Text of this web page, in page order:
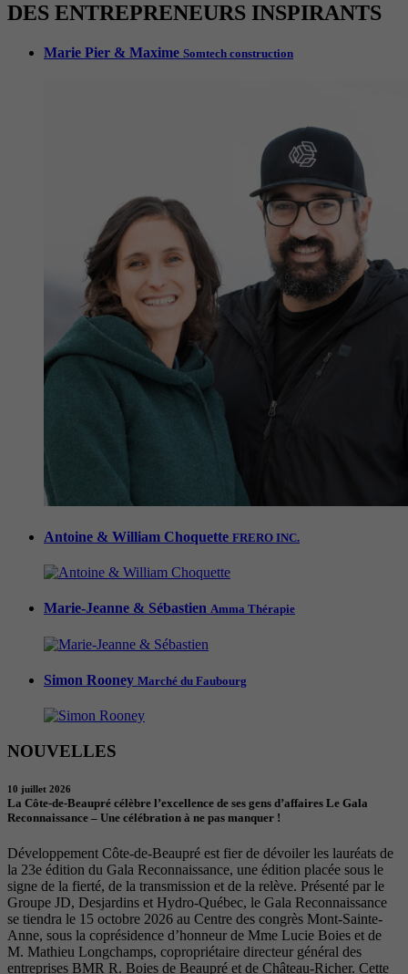
DES ENTREPRENEURS INSPIRANTS
Marie Pier & Maxime Somtech construction
Antoine & William Choquette FRERO INC.
Marie-Jeanne & Sébastien Amma Thérapie
Simon Rooney Marché du Faubourg
NOUVELLES
10 juillet 2026
La Côte-de-Beaupré célèbre l’excellence de ses gens d’affaires Le Gala
Reconnaissance – Une célébration à ne pas manquer !
Développement Côte-de-Beaupré est fier de dévoiler les lauréats de
la 23e édition du Gala Reconnaissance, une édition placée sous le
signe de la fierté, de la transmission et de la relève. Présenté par le
Groupe JD, Desjardins et Hydro-Québec, le Gala Reconnaissance
se tiendra le 15 octobre 2026 au Centre des congrès Mont-Sainte-
Anne, sous la coprésidence d’honneur de Mme Lucie Boies et de
M. Mathieu Longchamps, copropriétaire directeur général des
entreprises BMR R. Boies de Beaupré et de Château-Richer. Cette